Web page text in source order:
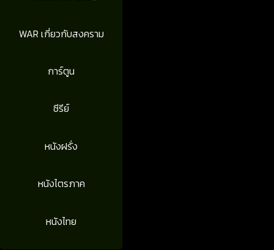
WAR เกี่ยวกับสงคราม
การ์ตูน
ซีรีย์
หนังฝรั่ง
หนังไตรภาค
หนังไทย